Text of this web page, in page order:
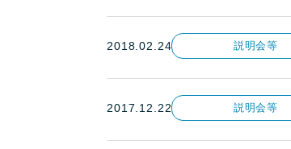
2018.02.24 説明会等
2017.12.22 説明会等